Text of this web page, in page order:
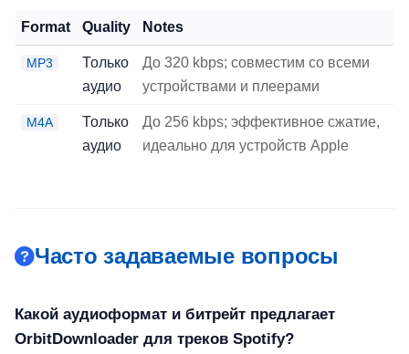
Format Quality Notes
MP3
Только
аудио
До 320 kbps; совместим со всеми
устройствами и плеерами
M4A
Только
аудио
До 256 kbps; эффективное сжатие,
идеально для устройств Apple
Часто задаваемые вопросы
Какой аудиоформат и битрейт предлагает
OrbitDownloader для треков Spotify?